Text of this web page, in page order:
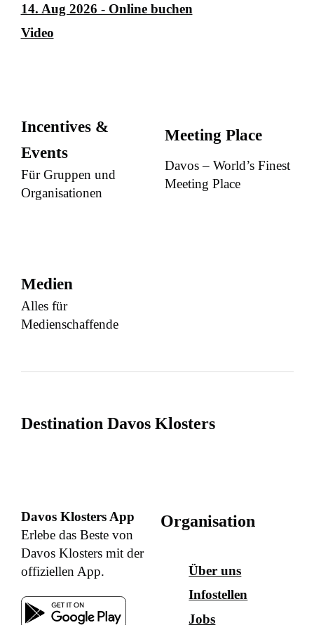
14. Aug 2026 - Online buchen
Video
Incentives &
Events
Für Gruppen und
Organisationen
Meeting Place
Davos – World’s Finest
Meeting Place
Medien
Alles für
Medienschaffende
Destination Davos Klosters
Davos Klosters App
Erlebe das Beste von
Davos Klosters mit der
offiziellen App.
Organisation
Über uns
Infostellen
Jobs